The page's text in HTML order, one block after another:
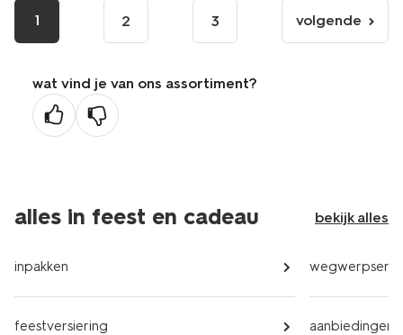
1 2 3
volgende
pagina
volgende
wat vind je van ons assortiment?
alles in feest en cadeau bekijk alles
inpakken
feestversiering aanbiedingen